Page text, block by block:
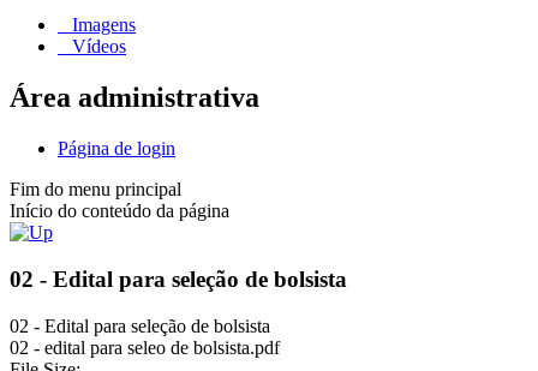
Imagens
Vídeos
Área administrativa
Página de login
Fim do menu principal
Início do conteúdo da página
02 - Edital para seleção de bolsista
02 - Edital para seleção de bolsista
02 - edital para seleo de bolsista.pdf